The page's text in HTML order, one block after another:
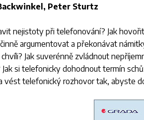
Peter Sturtz
nejistoty při telefonování? Jak
argumentovat a překonávat
Jak suverénně zvládnout
si telefonicky dohodnout termín
vést telefonický rozhovor tak, abyste